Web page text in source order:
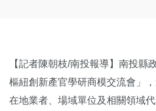
【記者陳朝枝/南投報導】南投縣
樞紐創新產官學研商模交流會」
在地業者、場域單位及相關領域